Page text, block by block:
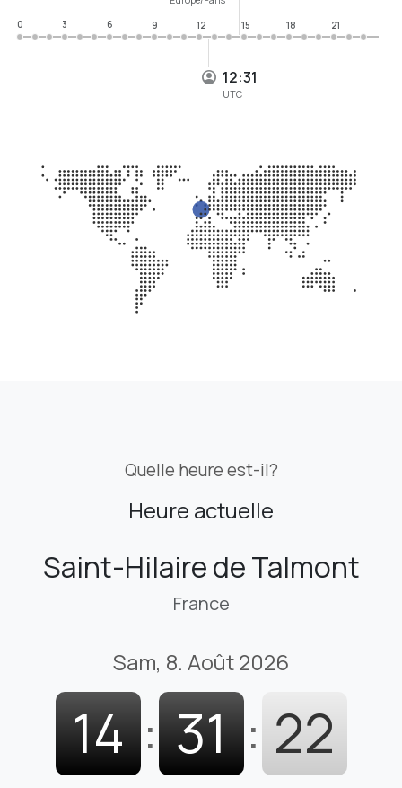
12:31
UTC
0
3 6 9 12 15 18 21
Quelle heure est-il?
Heure actuelle
Saint-Hilaire de Talmont
France
Sam, 8. Août 2026
14 : 31 : 23